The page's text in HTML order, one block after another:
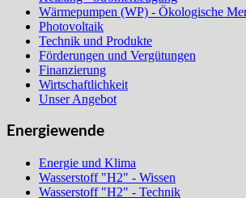
Wärmepumpen (WP) - Ökologische
Photovoltaik
Technik und Produkte
Förderungen und Vergütungen
Finanzierung
Wirtschaftlichkeit
Unser Angebot
Energiewende
Energie und Klima
Wasserstoff "H2" - Wissen
Wasserstoff "H2" - Technik